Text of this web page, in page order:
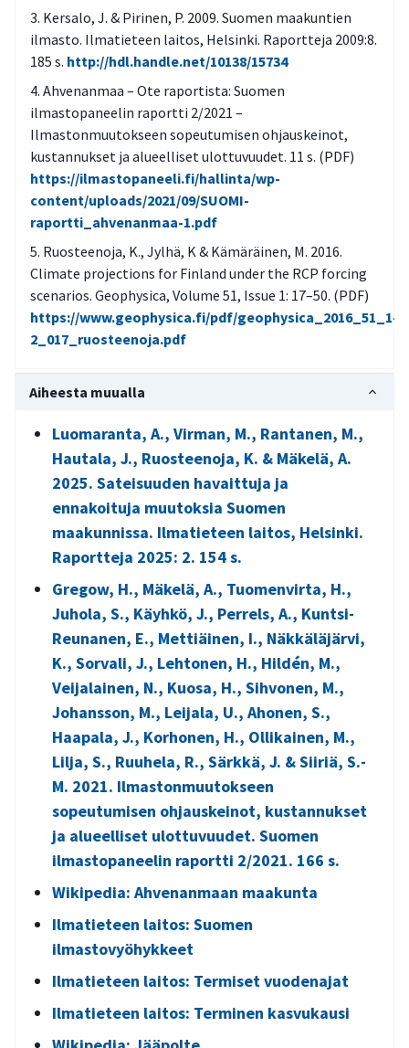
Kersalo, J. & Pirinen, P. 2009. Suomen maakuntien
ilmasto. Ilmatieteen laitos, Helsinki. Raportteja 2009:8.
185 s. http://hdl.handle.net/10138/15734
Ahvenanmaa – Ote raportista: Suomen
ilmastopaneelin raportti 2/2021 –
Ilmastonmuutokseen sopeutumisen ohjauskeinot,
kustannukset ja alueelliset ulottuvuudet. 11 s. (PDF)
https://ilmastopaneeli.fi/hallinta/wp-
content/uploads/2021/09/SUOMI-
raportti_ahvenanmaa-1.pdf
Ruosteenoja, K., Jylhä, K & Kämäräinen, M. 2016.
Climate projections for Finland under the RCP forcing
scenarios. Geophysica, Volume 51, Issue 1: 17–50. (PDF)
https://www.geophysica.fi/pdf/geophysica_2016_51_1-
2_017_ruosteenoja.pdf
Aiheesta muualla
Luomaranta, A., Virman, M., Rantanen, M.,
Hautala, J., Ruosteenoja, K. & Mäkelä, A.
2025. Sateisuuden havaittuja ja
ennakoituja muutoksia Suomen
maakunnissa. Ilmatieteen laitos, Helsinki.
Raportteja 2025: 2. 154 s.
Gregow, H., Mäkelä, A., Tuomenvirta, H.,
Juhola, S., Käyhkö, J., Perrels, A., Kuntsi-
Reunanen, E., Mettiäinen, I., Näkkäläjärvi,
K., Sorvali, J., Lehtonen, H., Hildén, M.,
Veijalainen, N., Kuosa, H., Sihvonen, M.,
Johansson, M., Leijala, U., Ahonen, S.,
Haapala, J., Korhonen, H., Ollikainen, M.,
Lilja, S., Ruuhela, R., Särkkä, J. & Siiriä, S.-
M. 2021. Ilmastonmuutokseen
sopeutumisen ohjauskeinot, kustannukset
ja alueelliset ulottuvuudet. Suomen
ilmastopaneelin raportti 2/2021. 166 s.
Wikipedia: Ahvenanmaan maakunta
Ilmatieteen laitos: Suomen
ilmastovyöhykkeet
Ilmatieteen laitos: Termiset vuodenajat
Ilmatieteen laitos: Terminen kasvukausi